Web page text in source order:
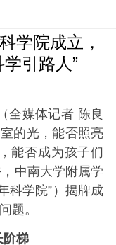
学院成立，
引路人”
媒体记者 陈良
的光，能否照亮
能否成为孩子们
中南大学附属学
科学院”）揭牌成
题。
梯